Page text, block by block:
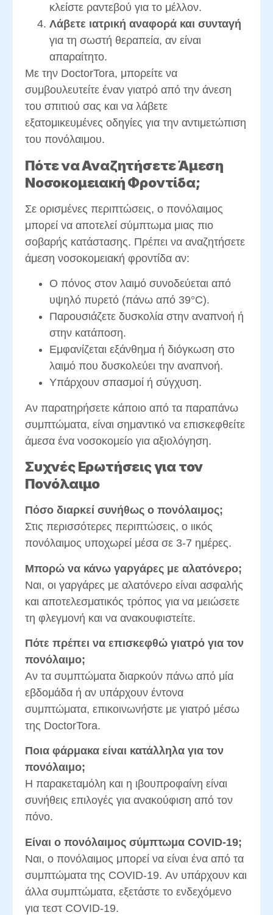
κλείστε ραντεβού για το μέλλον.
Λάβετε ιατρική αναφορά και συνταγή
για τη σωστή θεραπεία, αν είναι
απαραίτητο.
Με την DoctorTora, μπορείτε να
συμβουλευτείτε έναν γιατρό από την άνεση
του σπιτιού σας και να λάβετε
εξατομικευμένες οδηγίες για την αντιμετώπιση
του πονόλαιμου.
Πότε να Αναζητήσετε Άμεση
Νοσοκομειακή Φροντίδα;
Σε ορισμένες περιπτώσεις, ο πονόλαιμος
μπορεί να αποτελεί σύμπτωμα μιας πιο
σοβαρής κατάστασης. Πρέπει να αναζητήσετε
άμεση νοσοκομειακή φροντίδα αν:
Ο πόνος στον λαιμό συνοδεύεται από
υψηλό πυρετό (πάνω από 39°C).
Παρουσιάζετε δυσκολία στην αναπνοή ή
στην κατάποση.
Εμφανίζεται εξάνθημα ή διόγκωση στο
λαιμό που δυσκολεύει την αναπνοή.
Υπάρχουν σπασμοί ή σύγχυση.
Αν παρατηρήσετε κάποιο από τα παραπάνω
συμπτώματα, είναι σημαντικό να επισκεφθείτε
άμεσα ένα νοσοκομείο για αξιολόγηση.
Συχνές Ερωτήσεις για τον
Πονόλαιμο
Πόσο διαρκεί συνήθως ο πονόλαιμος;
Στις περισσότερες περιπτώσεις, ο ιικός
πονόλαιμος υποχωρεί μέσα σε 3-7 ημέρες.
Μπορώ να κάνω γαργάρες με αλατόνερο;
Ναι, οι γαργάρες με αλατόνερο είναι ασφαλής
και αποτελεσματικός τρόπος για να μειώσετε
τη φλεγμονή και να ανακουφιστείτε.
Πότε πρέπει να επισκεφθώ γιατρό για τον
πονόλαιμο;
Αν τα συμπτώματα διαρκούν πάνω από μία
εβδομάδα ή αν υπάρχουν έντονα
συμπτώματα, επικοινωνήστε με γιατρό μέσω
της DoctorTora.
Ποια φάρμακα είναι κατάλληλα για τον
πονόλαιμο;
Η παρακεταμόλη και η ιβουπροφαίνη είναι
συνήθεις επιλογές για ανακούφιση από τον
πόνο.
Είναι ο πονόλαιμος σύμπτωμα COVID-19;
Ναι, ο πονόλαιμος μπορεί να είναι ένα από τα
συμπτώματα της COVID-19. Αν υπάρχουν και
άλλα συμπτώματα, εξετάστε το ενδεχόμενο
για τεστ COVID-19.